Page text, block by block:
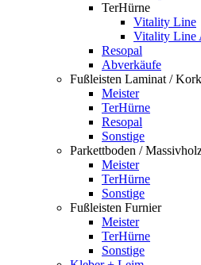
TerHürne
Vitality Line
Vitality Line
Resopal
Abverkäufe
Fußleisten Laminat /
Meister
TerHürne
Resopal
Sonstige
Parkettboden /
Meister
TerHürne
Sonstige
Fußleisten Furnier
Meister
TerHürne
Sonstige